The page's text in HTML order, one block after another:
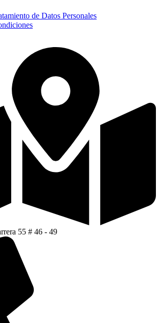
de Datos Personales
55 # 46 - 49